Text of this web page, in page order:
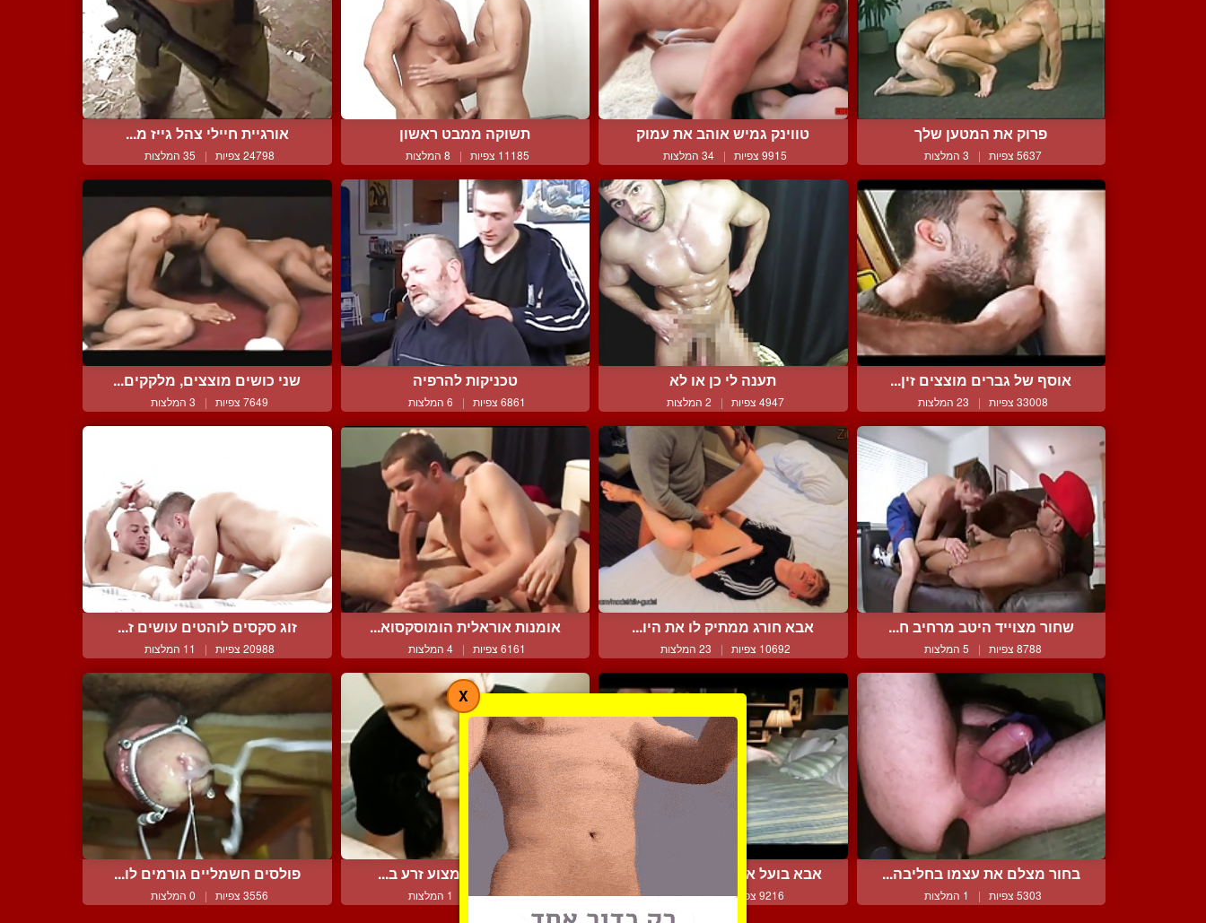
פרוק את המטען שלך
5637 צפיות | 3 המלצות
טווינק גמיש אוהב את עמוק
9915 צפיות | 34 המלצות
תשוקה ממבט ראשון
11185 צפיות | 8 המלצות
אורגיית חיילי צהל גייז מ...
24798 צפיות | 35 המלצות
אוסף של גברים מוצצים זין...
33008 צפיות | 23 המלצות
תענה לי כן או לא
4947 צפיות | 2 המלצות
טכניקות להרפיה
6861 צפיות | 6 המלצות
שני כושים מוצצים, מלקקים...
7649 צפיות | 3 המלצות
שחור מצוייד היטב מרחיב ח...
8788 צפיות | 5 המלצות
אבא חורג ממתיק לו את היו...
10692 צפיות | 23 המלצות
אומנות אוראלית הומוסקסוא...
6161 צפיות | 4 המלצות
זוג סקסים לוהטים עושים ז...
20988 צפיות | 11 המלצות
בחור מצלם את עצמו בחליבה...
5303 צפיות | 1 המלצות
אבא בועל את המאהב הצעיר ...
9216 צפיות | 3 המלצות
הוא יודע איך למצוע זרע ב...
5503 צפיות | 1 המלצות
פולסים חשמליים גורמים לו...
3556 צפיות | 0 המלצות
X